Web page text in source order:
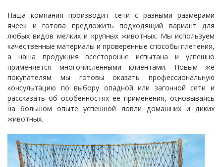
Наша компания производит сети с разными размерами
ячеек и готова предложить подходящий вариант для
любых видов мелких и крупных животных. Мы используем
качественные материалы и проверенные способы плетения,
а наша продукция всесторонне испытана и успешно
применяется многочисленными клиентами. Новым же
покупателям мы готовы оказать профессиональную
консультацию по выбору опадной или загонной сети и
рассказать об особенностях ее применения, основываясь
на большом опыте успешной ловли домашних и диких
животных.